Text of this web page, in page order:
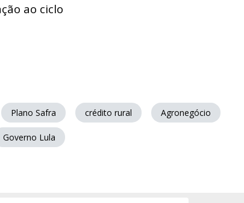
ao ciclo
Plano Safra crédito rural Agronegócio
Governo Lula